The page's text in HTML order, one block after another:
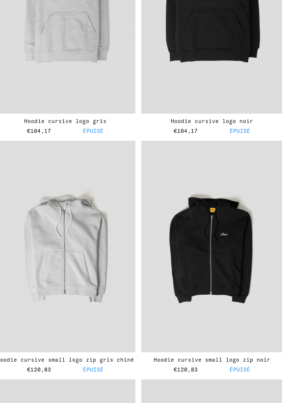
hoodie cursive logo gris
€104,17
ÉPUISÉ
hoodie cursive logo noir
€104,17
ÉPUISÉ
hoodie cursive small logo zip gris chiné
€120,83
ÉPUISÉ
hoodie cursive small logo zip noir
€120,83
ÉPUISÉ